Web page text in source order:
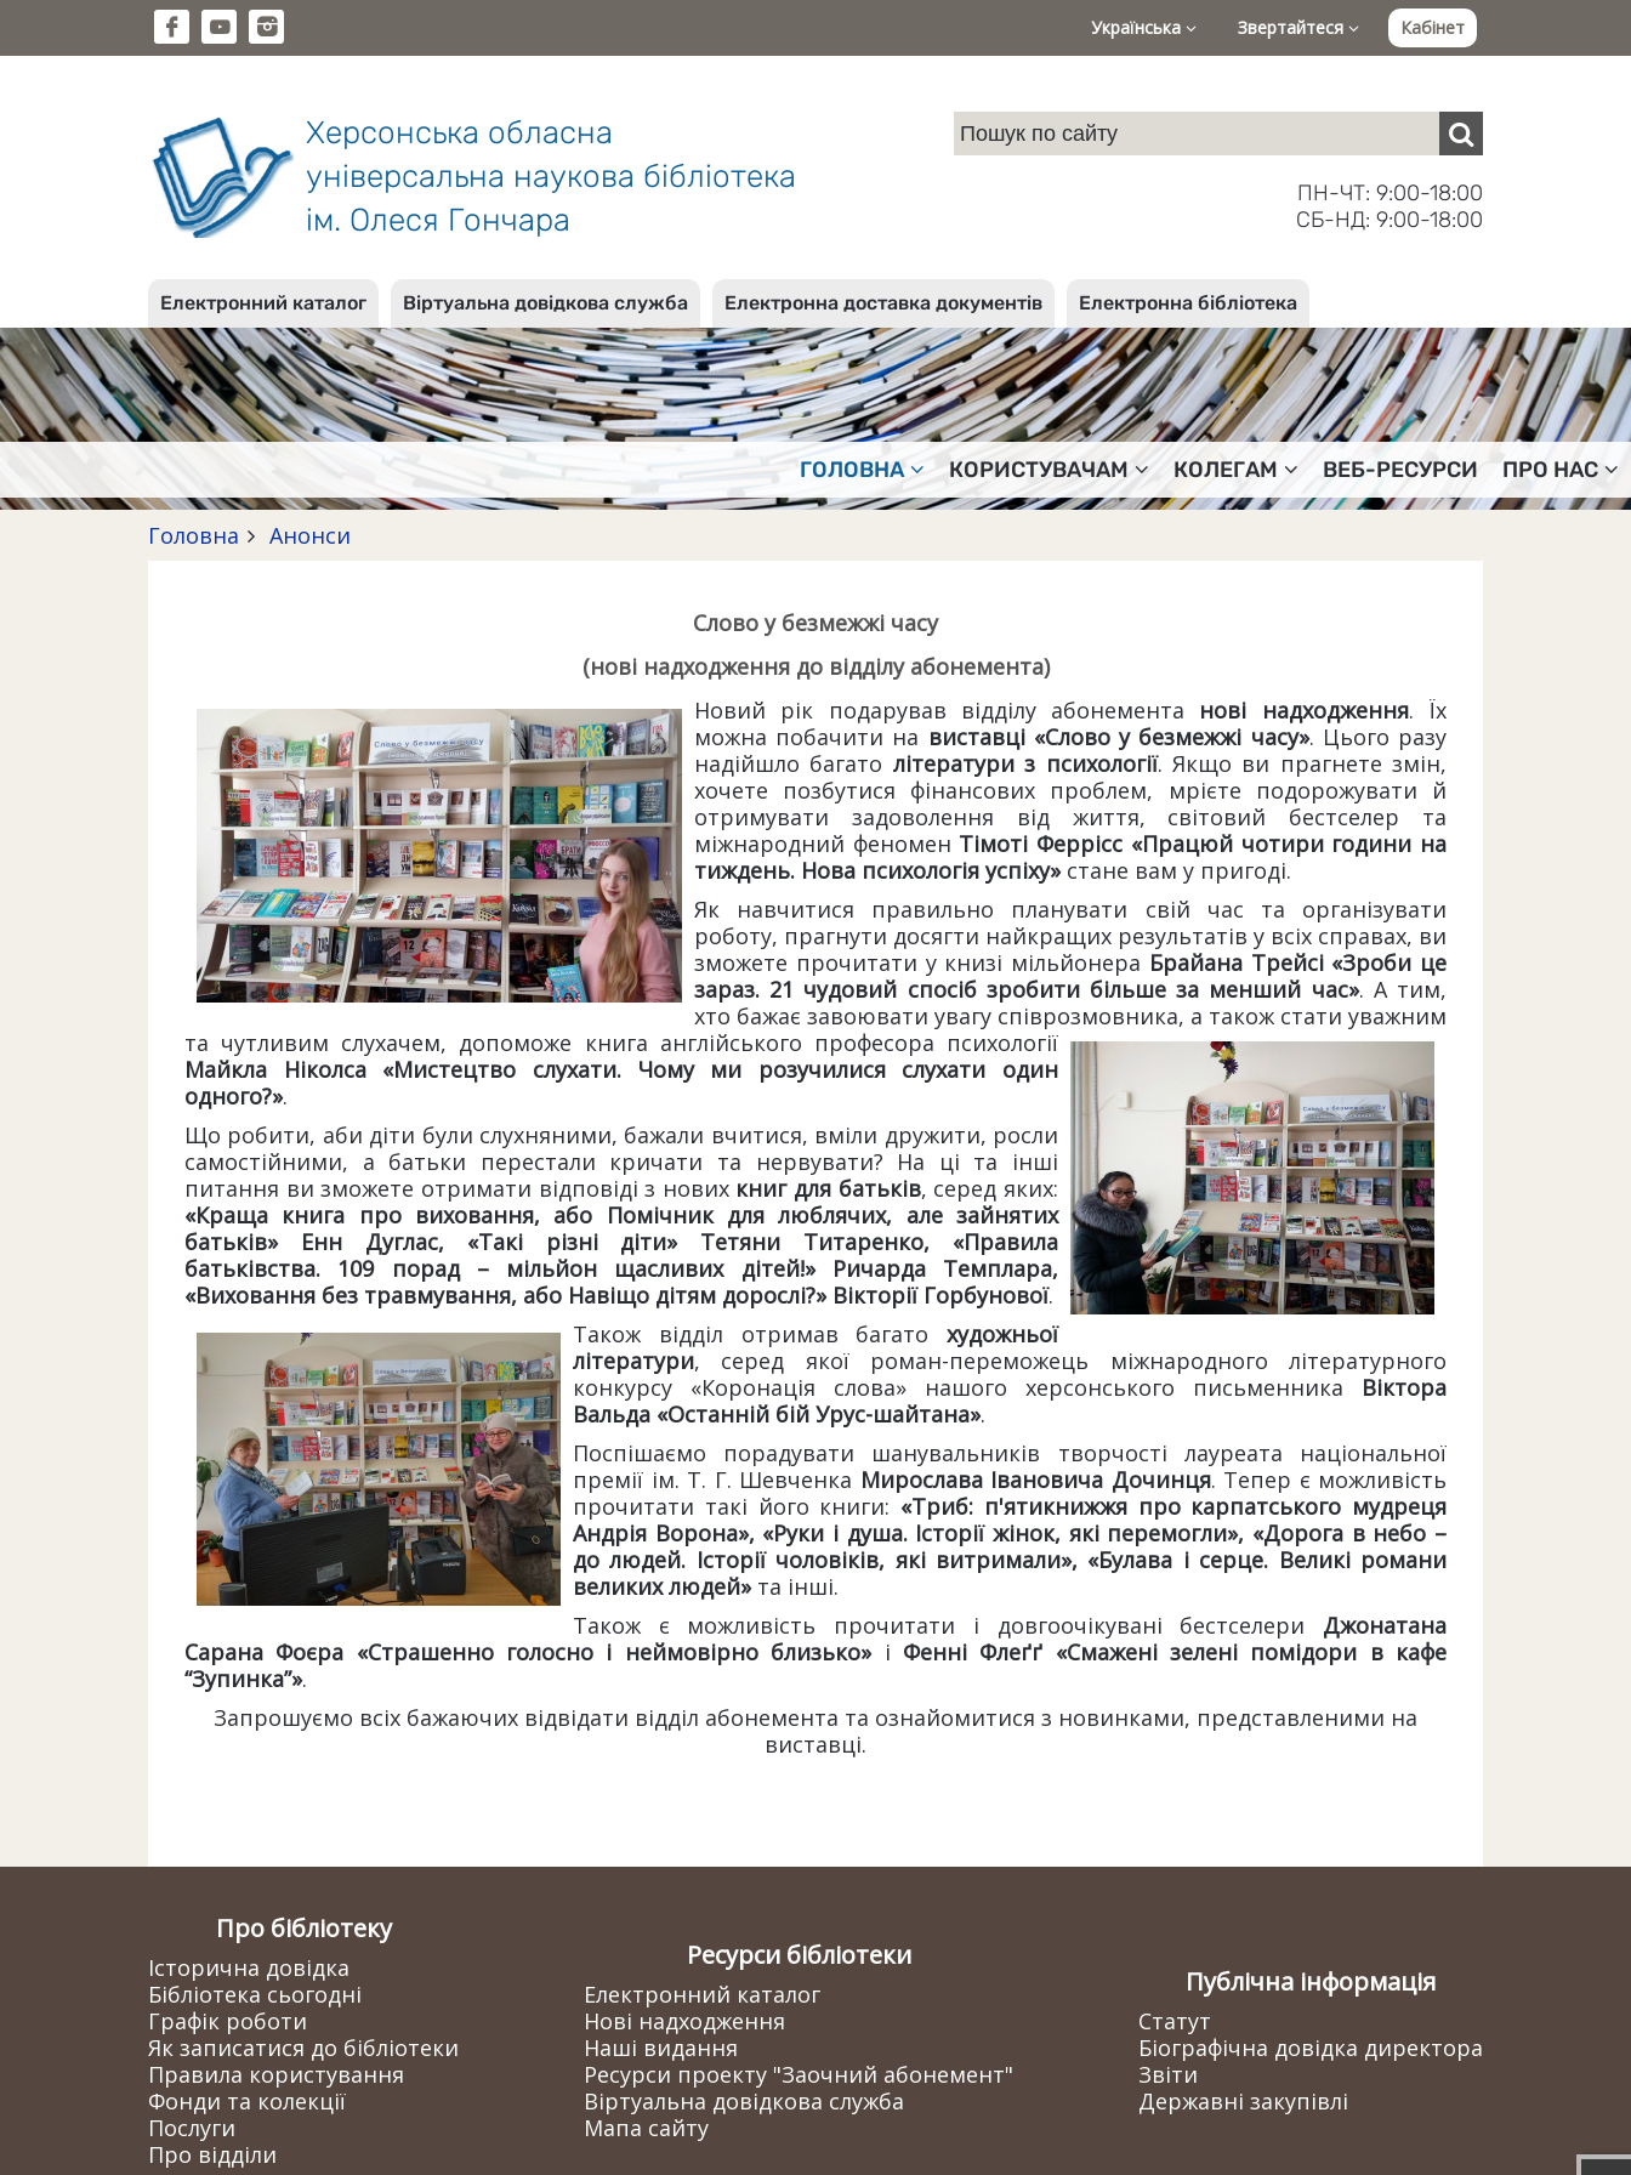
Українська Звертайтеся Кабінет
Херсонська обласна
універсальна наукова бібліотека
ім. Олеся Гончара
ПН-ЧТ: 9:00-18:00
СБ-НД: 9:00-18:00
Електронний каталог Віртуальна довідкова служба Електронна доставка документів Електронна бібліотека
ГОЛОВНА КОРИСТУВАЧАМ КОЛЕГАМ ВЕБ-РЕСУРСИ ПРО НАС
Головна Анонси
Слово у безмежжі часу
(нові надходження до відділу абонемента)
Новий рік подарував відділу абонемента нові надходження. Їх
можна побачити на виставці «Слово у безмежжі часу». Цього разу
надійшло багато літератури з психології. Якщо ви прагнете змін,
хочете позбутися фінансових проблем, мрієте подорожувати й
отримувати задоволення від життя, світовий бестселер та
міжнародний феномен Тімоті Феррісс «Працюй чотири години на
тиждень. Нова психологія успіху»стане вам у пригоді.
Як навчитися правильно планувати свій час та організувати
роботу, прагнути досягти найкращих результатів у всіх справах, ви
зможете прочитати у книзі мільйонера Брайана Трейсі «Зроби це
зараз. 21 чудовий спосіб зробити більше за менший час». А тим,
хто бажає завоювати увагу співрозмовника, а також стати уважним
та чутливим слухачем, допоможе книга англійського професора психології
Майкла Ніколса «Мистецтво слухати. Чому ми розучилися слухати один
одного?».
Що робити, аби діти були слухняними, бажали вчитися, вміли дружити, росли
самостійними, а батьки перестали кричати та нервувати? На ці та інші
питання ви зможете отримати відповіді з нових книг для батьків, серед яких:
«Краща книга про виховання, або Помічник для люблячих, але зайнятих
батьків» Енн Дуглас, «Такі різні діти» Тетяни Титаренко, «Правила
батьківства. 109 порад – мільйон щасливих дітей!» Ричарда Темплара,
«Виховання без травмування, або Навіщо дітям дорослі?» Вікторії Горбунової.
Також відділ отримав багато художньої
літератури, серед якої роман-переможець міжнародного літературного
конкурсу «Коронація слова» нашого херсонського письменника Віктора
Вальда «Останній бій Урус-шайтана».
Поспішаємо порадувати шанувальників творчості лауреата національної
премії ім. Т. Г. Шевченка Мирослава Івановича Дочинця. Тепер є можливість
прочитати такі його книги: «Триб: п'ятикнижжя про карпатського мудреця
Андрія Ворона», «Руки і душа. Історії жінок, які перемогли», «Дорога в небо –
до людей. Історії чоловіків, які витримали», «Булава і серце. Великі романи
великих людей»та інші.
Також є можливість прочитати і довгоочікувані бестселери Джонатана
Сарана Фоєра «Страшенно голосно і неймовірно близько»і Фенні Флеґґ «Смажені зелені помідори в кафе
“Зупинка”».
Запрошуємо всіх бажаючих відвідати відділ абонемента та ознайомитися з новинками, представленими на
виставці.
Про бібліотеку
Історична довідка
Бібліотека сьогодні
Графік роботи
Як записатися до бібліотеки
Правила користування
Фонди та колекції
Послуги
Про відділи
Ресурси бібліотеки
Електронний каталог
Нові надходження
Наші видання
Ресурси проекту "Заочний абонемент"
Віртуальна довідкова служба
Мапа сайту
Публічна інформація
Статут
Біографічна довідка директора
Звіти
Державні закупівлі